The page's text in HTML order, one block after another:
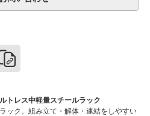
トレス中軽量スチールラック
ック。組み立て・解体・連結をしやすい